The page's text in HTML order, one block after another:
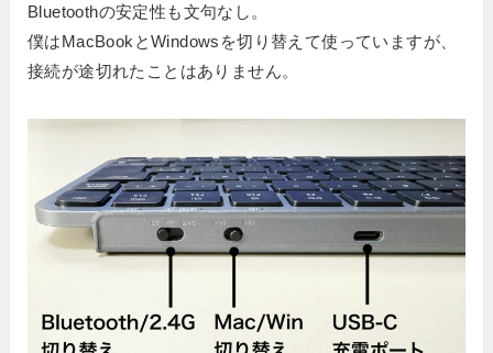
Bluetoothの安定性も文句なし。
僕はMacBookとWindowsを切り替えて使っていますが、
接続が途切れたことはありません。